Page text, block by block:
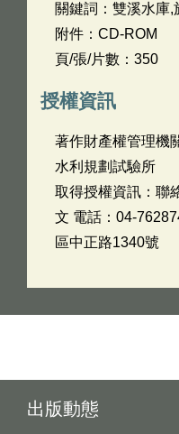
關鍵詞：雙溪水庫,
附件：CD-ROM
頁/張/片數：350
授權資訊
著作財產權管理機
水利規劃試驗所
取得授權資訊：聯
文 電話：04-
區中正路1340號
出版動態